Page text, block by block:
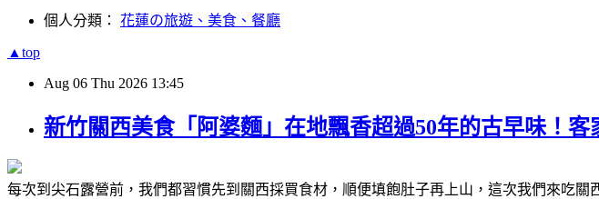
個人分類： 花蓮の旅遊、美食、餐廳
▲top
Aug 06 Thu 2026 13:45
新竹關西美食「阿婆麵」在地飄香超過50年的古早味！
每次到尖石露營前，我們都習慣先到關西採買食材，順便填飽肚子再上山，這次我們來吃